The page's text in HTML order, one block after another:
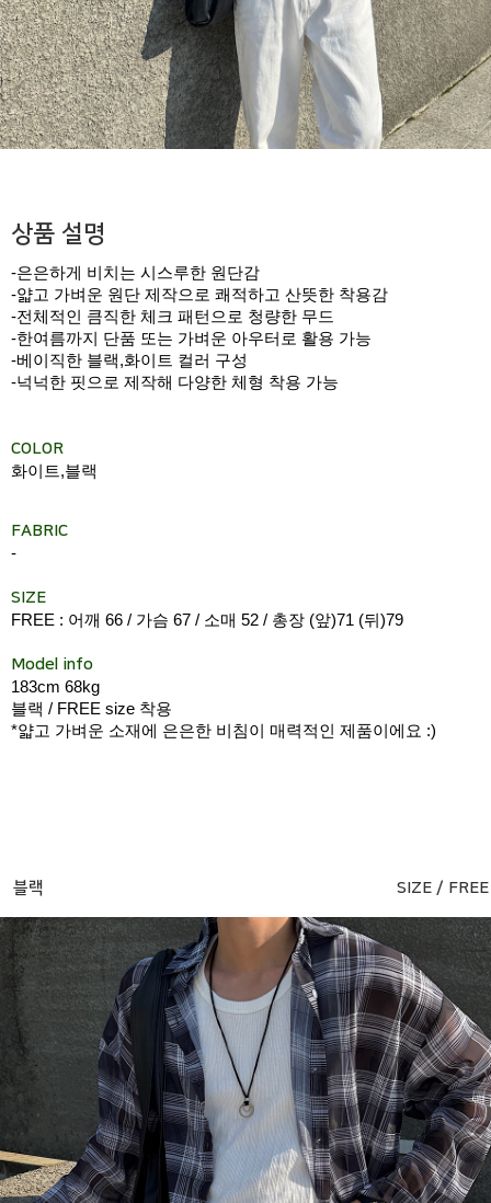
상품 설명
-은은하게 비치는 시스루한 원단감
-얇고 가벼운 원단 제작으로 쾌적하고 산뜻한 착용감
-전체적인 큼직한 체크 패턴으로 청량한 무드
-한여름까지 단품 또는 가벼운 아우터로 활용 가능
-베이직한 블랙,화이트 컬러 구성
-넉넉한 핏으로 제작해 다양한 체형 착용 가능
COLOR
화이트,블랙
FABRIC
-
SIZE
FREE : 어깨 66 / 가슴 67 / 소매 52 / 총장 (앞)71 (뒤)79
Model info
183cm 68kg
블랙 / FREE size 착용
*얇고 가벼운 소재에 은은한 비침이 매력적인 제품이에요 :)
블랙 SIZE / FREE